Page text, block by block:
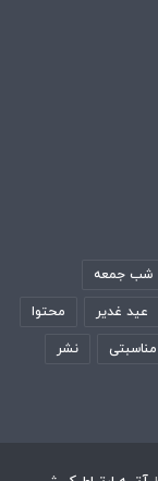
شب جمعه
عید غدیر محتوا
مناسبتی نشر